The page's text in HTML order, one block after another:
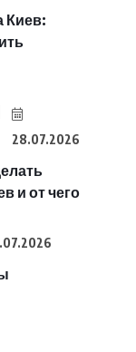
Киев:
28.07.2026
и от чего